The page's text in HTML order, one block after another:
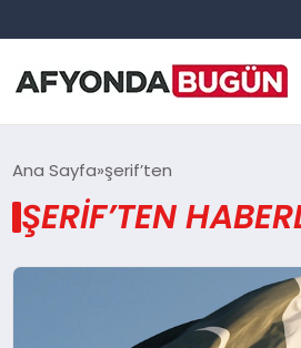
ANASAYFA
Ana Sayfa şerif’ten
ŞERIF’TEN